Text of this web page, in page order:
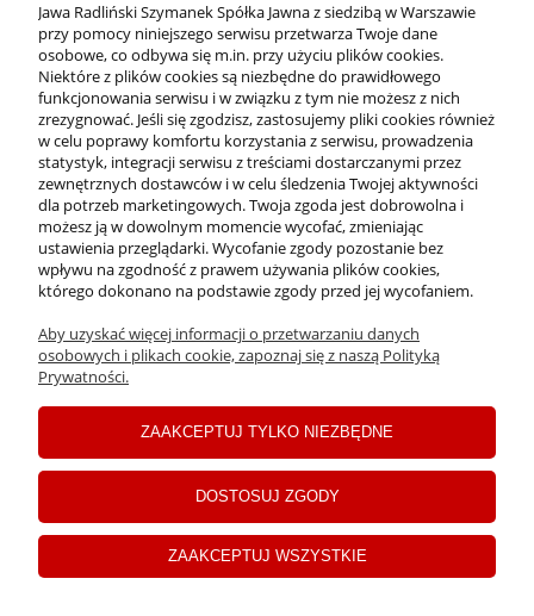
O NAS
INFORMACJE
PŁATNOŚCI I DOSTAWA
MOJE KONTO
Copyrights ©2024 Drogerie Jawa
Sklep internetowy Shoper Premium
Jawa Radliński Szymanek Spółka Jawna z siedzibą w Warszawie
przy pomocy niniejszego serwisu przetwarza Twoje dane
osobowe, co odbywa się m.in. przy użyciu plików cookies.
Niektóre z plików cookies są niezbędne do prawidłowego
funkcjonowania serwisu i w związku z tym nie możesz z nich
zrezygnować. Jeśli się zgodzisz, zastosujemy pliki cookies również
w celu poprawy komfortu korzystania z serwisu, prowadzenia
statystyk, integracji serwisu z treściami dostarczanymi przez
zewnętrznych dostawców i w celu śledzenia Twojej aktywności
dla potrzeb marketingowych. Twoja zgoda jest dobrowolna i
możesz ją w dowolnym momencie wycofać, zmieniając
ustawienia przeglądarki. Wycofanie zgody pozostanie bez
wpływu na zgodność z prawem używania plików cookies,
którego dokonano na podstawie zgody przed jej wycofaniem.
Aby uzyskać więcej informacji o przetwarzaniu danych
osobowych i plikach cookie, zapoznaj się z naszą Polityką
Prywatności.
ZAAKCEPTUJ TYLKO NIEZBĘDNE
DOSTOSUJ ZGODY
ZAAKCEPTUJ WSZYSTKIE